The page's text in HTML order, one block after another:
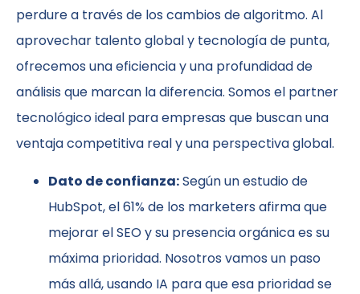
perdure a través de los cambios de algoritmo. Al
aprovechar talento global y tecnología de punta,
ofrecemos una eficiencia y una profundidad de
análisis que marcan la diferencia. Somos el partner
tecnológico ideal para empresas que buscan una
ventaja competitiva real y una perspectiva global.
Dato de confianza:Según un estudio de
HubSpot, el 61% de los marketers afirma que
mejorar el SEO y su presencia orgánica es su
máxima prioridad. Nosotros vamos un paso
más allá, usando IA para que esa prioridad se